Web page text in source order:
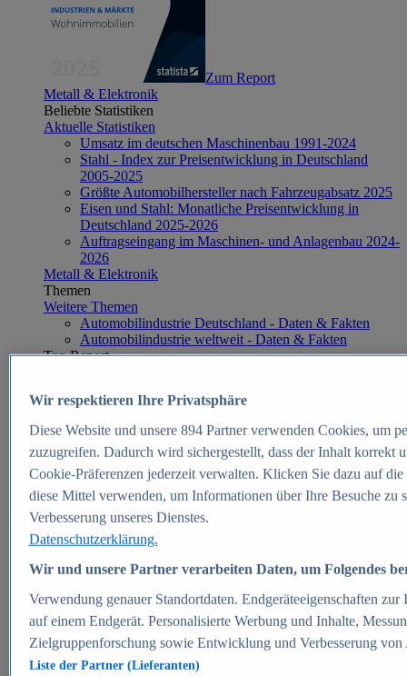
Zum Report
Metall & Elektronik
Beliebte Statistiken
Aktuelle Statistiken
Umsatz im deutschen Maschinenbau 1991-2024
Stahl - Index zur Preisentwicklung in Deutschland
2005-2025
Größte Automobilhersteller nach Fahrzeugabsatz 2025
Eisen und Stahl: Monatliche Preisentwicklung in
Deutschland 2025-2026
Auftragseingang im Maschinen- und Anlagenbau 2024-
2026
Metall & Elektronik
Themen
Weitere Themen
Automobilindustrie Deutschland - Daten & Fakten
Automobilindustrie weltweit - Daten & Fakten
Top Report
Zum Report
E-commerce
Beliebte Statistiken
Aktuelle Statistiken
E-Commerce - Entwicklung des Umsatzes in
Deutschland 1999-2025
Umsatz von Amazon in Deutschland und weltweit
2010-2025
B2C-E-Commerce: Top-50 Online Shops in
Deutschland 2024
Marktanteile von Online-Zahlungsverfahren in
Deutschland 2024
Umsatzstarke Warengruppen im Online-Handel in
Deutschland 2023-2025
Wir respektieren Ihre Privatsphäre
Diese Website und unsere 894Partner verwenden Cookies, um
zuzugreifen. Dadurch wird sichergestellt, dass der Inhalt korrekt
Cookie-Präferenzen jederzeit verwalten. Klicken Sie dazu auf
diese Mittel verwenden, um Informationen über Ihre Besuche
Verbesserung unseres Dienstes.
Datenschutzerklärung.
Wir und unsere Partner verarbeiten Daten, um Folgendes
Verwendung genauer Standortdaten. Endgeräteeigenschaften
auf einem Endgerät. Personalisierte Werbung und Inhalte,
Zielgruppenforschung sowie Entwicklung und Verbesserung von
Liste der Partner (Lieferanten)